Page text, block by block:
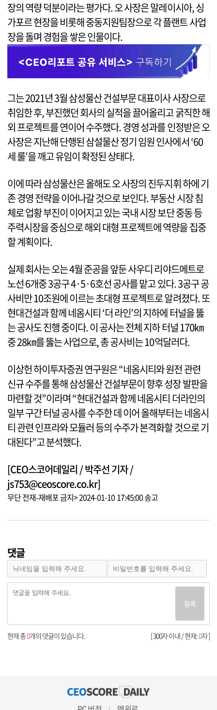
장의 역량 덕분이라는 평가다. 오 사장은 말레이시아, 싱
가포르 현장을 비롯해 중동지원팀장으로 각 플랜트 사업
장을 돌며 경험을 쌓은 인물이다.
그는 2021년 3월 삼성물산 건설부문 대표이사 사장으로
취임한 후, 부진했던 회사의 실적을 끌어올리고 굵직한 해
외 프로젝트를 연이어 수주했다. 경영 성과를 인정받은 오
사장은 지난해 단행된 삼설물산 정기 임원 인사에서 ‘60
세 룰’을 깨고 유임이 확정된 상태다.
이에 따라 삼성물산은 올해도 오 사장의 진두지휘 하에 기
존 경영 전략을 이어나갈 것으로 보인다. 부동산 시장 침
체로 업황 부진이 이어지고 있는 국내 시장 보단 중동 등
주력시장을 중심으로 해외 대형 프로젝트에 역량을 집중
할 계획이다.
실제 회사는 오는 4월 준공을 앞둔 사우디 리야드메트로
노선 6개중 3공구 4·5·6호선 공사를 맡고 있다. 3공구 공
사비만 10조원에 이르는 초대형 프로젝트로 알려졌다. 또
현대건설과 함께 네옴시티 ‘더 라인’의 지하에 터널을 뚫
는 공사도 진행 중이다. 이 공사는 전체 지하 터널 170㎞
중 28㎞를 뚫는 사업으로, 총 공사비는 10억달러다.
이상헌 하이투자증권 연구원은 “네옴시티와 원전 관련
신규 수주를 통해 삼성물산 건설부문이 향후 성장 발판을
마련할 것”이라며 “현대건설과 함께 네옴시티 더라인의
일부 구간 터널 공사를 수주한 데 이어 올해부터는 네옴시
티 관련 인프라와 모듈러 등의 수주가 본격화할 것으로 기
대된다”고 분석했다.
[CEO스코어데일리 / 박주선 기자 /
js753@ceoscore.co.kr]
무단 전재-재배포 금지> 2024-01-10 17:45:00 송고
댓글
등록
[ 300자 이내 / 현재:0자 ]
현재 총0개의 댓글이 있습니다.